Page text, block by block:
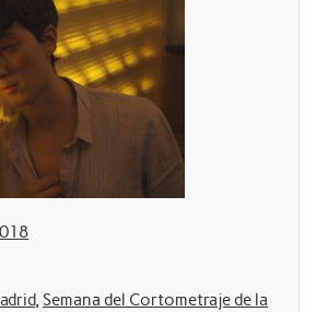
,Semana del Cortometraje de la